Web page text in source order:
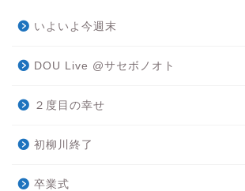
いよいよ今週末
DOU Live @サセボノオト
２度目の幸せ
初柳川終了
卒業式